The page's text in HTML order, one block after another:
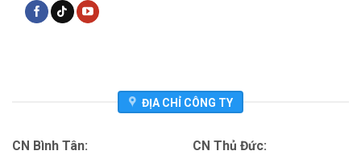
ĐỊA CHỈ CÔNG TY
CN Bình Tân: CN Thủ Đức: